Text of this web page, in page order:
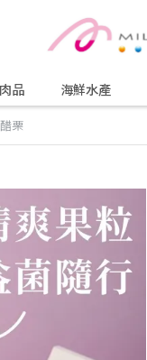
品 海鮮水產
栗